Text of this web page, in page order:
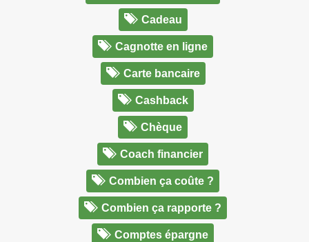
Cadeau
Cagnotte en ligne
Carte bancaire
Cashback
Chèque
Coach financier
Combien ça coûte ?
Combien ça rapporte ?
Comptes épargne